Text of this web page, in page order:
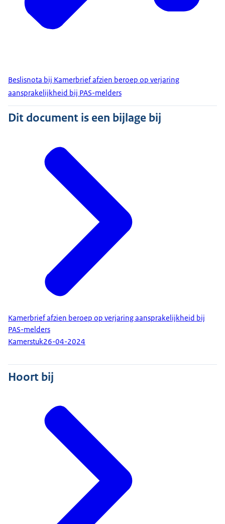
Beslisnota bij Kamerbrief afzien beroep op verjaring
aansprakelijkheid bij PAS-melders
Dit document is een bijlage bij
Kamerbrief afzien beroep op verjaring aansprakelijkheid bij
PAS-melders
Kamerstuk26-04-2024
Hoort bij